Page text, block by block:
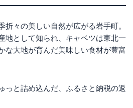
折々の美しい自然が広がる岩手町。
地として知られ、キャベツは東北一
な大地が育んだ美味しい食材が豊富
っと詰め込んだ、ふるさと納税の返